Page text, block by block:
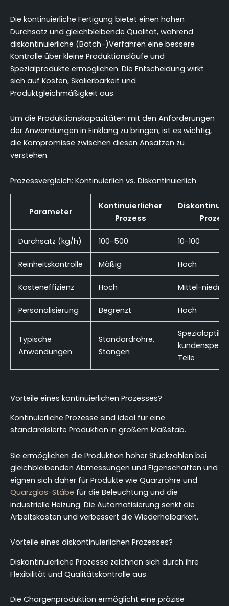
Die kontinuierliche Fertigung bietet einen hohen
Durchsatz und gleichbleibende Qualität, während
diskontinuierliche (Batch-)Verfahren eine bessere
Kontrolle über kleine Produktionsläufe und
Spezialprodukte ermöglichen. Die Entscheidung wirkt
sich auf Kosten, Skalierbarkeit und
Produktgleichmäßigkeit aus.
Um die Produktionskapazitäten mit den Anforderungen
der Anwendungen in Einklang zu bringen, ist es wichtig,
die Kompromisse zwischen diesen Ansätzen zu
verstehen.
Prozessvergleich: Kontinuierlich vs. Diskontinuierlich
Parameter
Kontinuierlicher
Prozess
Durchsatz (kg/h) 100-500 10-100
Reinheitskontrolle Mäßig Hoch
Kosteneffizienz Hoch Mittel-niedrig
Personalisierung Begrenzt Hoch
Typische
Anwendungen
Standardrohre,
Stangen
Teile
Vorteile eines kontinuierlichen Prozesses?
Kontinuierliche Prozesse sind ideal für eine
standardisierte Produktion in großem Maßstab.
Sie ermöglichen die Produktion hoher Stückzahlen bei
gleichbleibenden Abmessungen und Eigenschaften und
eignen sich daher für Produkte wie Quarzrohre und
Quarzglas-Stäbe für die Beleuchtung und die
industrielle Heizung. Die Automatisierung senkt die
Arbeitskosten und verbessert die Wiederholbarkeit.
Vorteile eines diskontinuierlichen Prozesses?
Diskontinuierliche Prozesse zeichnen sich durch ihre
Flexibilität und Qualitätskontrolle aus.
Die Chargenproduktion ermöglicht eine präzise